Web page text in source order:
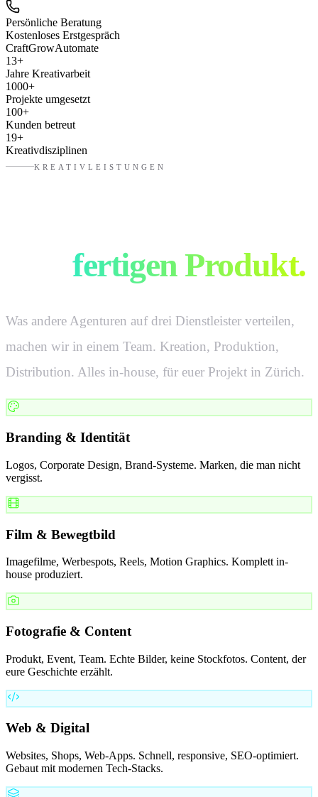
Persönliche Beratung
Kostenloses Erstgespräch
CraftGrowAutomate
13+
Jahre Kreativarbeit
1000+
Projekte umgesetzt
100+
Kunden betreut
19+
Kreativdisziplinen
KREATIVLEISTUNGEN
zumfertigen Produkt.
Was andere Agenturen auf drei Dienstleister verteilen,
machen wir in einem Team. Kreation, Produktion,
Distribution. Alles in-house, für euer Projekt in Zürich.
Branding & Identität
Logos, Corporate Design, Brand-Systeme. Marken, die man nicht
vergisst.
Film & Bewegtbild
Imagefilme, Werbespots, Reels, Motion Graphics. Komplett in-
house produziert.
Fotografie & Content
Produkt, Event, Team. Echte Bilder, keine Stockfotos. Content, der
eure Geschichte erzählt.
Web & Digital
Websites, Shops, Web-Apps. Schnell, responsive, SEO-optimiert.
Gebaut mit modernen Tech-Stacks.